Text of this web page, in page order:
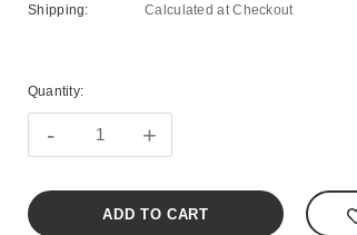
Shipping:
Calculated at Checkout
Stock:
Quantity:
- +